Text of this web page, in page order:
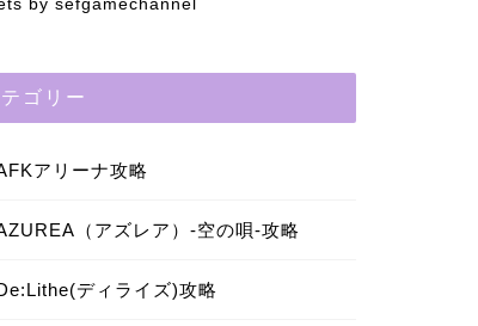
by sefgamechannel
ゴリー
アリーナ攻略
（アズレア）-空の唄-攻略
ディライズ)攻略